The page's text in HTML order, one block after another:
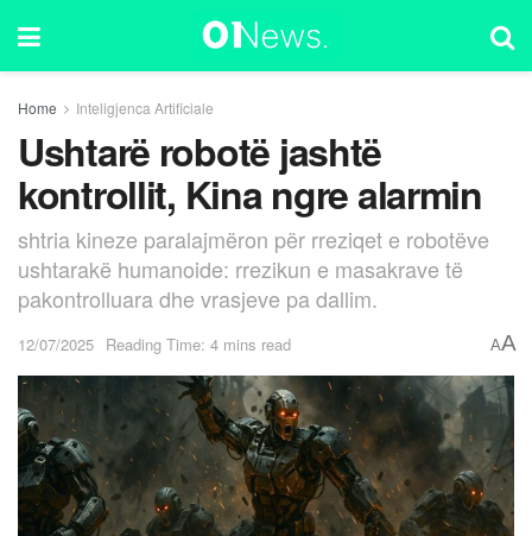
Home Inteligjenca Artificiale
Ushtarë robotë jashtë
kontrollit, Kina ngre alarmin
shtria kineze paralajmëron për rreziqet e robotëve
ushtarakë humanoide: rrezikun e masakrave të
pakontrolluara dhe vrasjeve pa dallim.
12/07/2025 Reading Time: 4 mins read AA